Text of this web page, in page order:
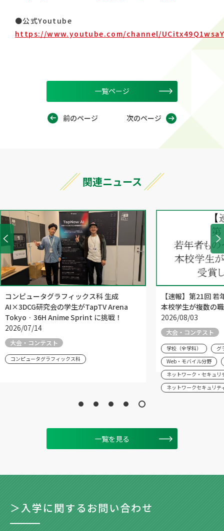
●公式Youtube
https://www.youtube.com/channel/
前のページ
一覧ページ
次のページ
関連ニュース
コンピュータグラフィックス科 生成
AI×3DCG研究会の学生がTapTV Arena
Tokyo · 36H Anime Sprint に挑戦！
2026/07/14
大会・コンテスト
コンピュータグラフィックス科
【速報】第21回
本校学生が複数の
2026/08/03
大会・コンテスト
学校（全学科）
グ
Web・モバイル分野
ネットワーク・セキュリ
ネットワークセキュリテ
一覧を見る
＞入学に関するお問い合わせ